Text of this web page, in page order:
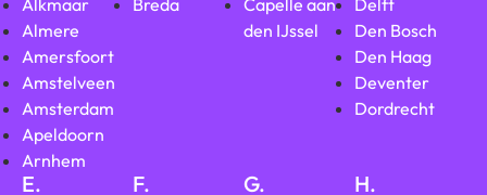
Alkmaar
Almere
Amersfoort
Amstelveen
Amsterdam
Apeldoorn
Arnhem
Breda
Capelle aan
den IJssel
Delft
Den Bosch
Den Haag
Deventer
Dordrecht
E. F. G. H.